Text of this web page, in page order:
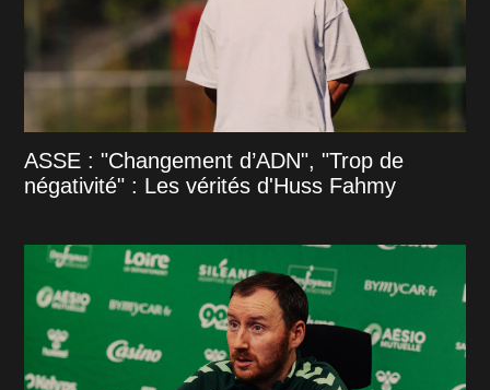
ASSE : "Changement d’ADN", "Trop de
négativité" : Les vérités d'Huss Fahmy